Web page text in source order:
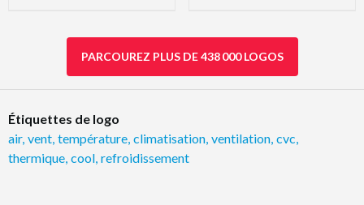
PARCOUREZ PLUS DE 438 000 LOGOS
Étiquettes de logo
air, vent température climatisation ventilation cvc
thermique cool refroidissement